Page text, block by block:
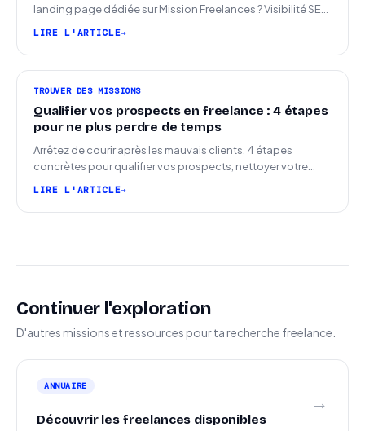
landing page dédiée sur Mission Freelances ? Visibilité SEO
LIRE L'ARTICLE
TROUVER DES MISSIONS
Qualifier vos prospects en freelance : 4 étapes
pour ne plus perdre de temps
Arrêtez de courir après les mauvais clients. 4 étapes
concrètes pour qualifier vos prospects, nettoyer votre
LIRE L'ARTICLE
Continuer l'exploration
D'autres missions et ressources pour ta recherche freelance.
ANNUAIRE
Découvrir les freelances disponibles
→